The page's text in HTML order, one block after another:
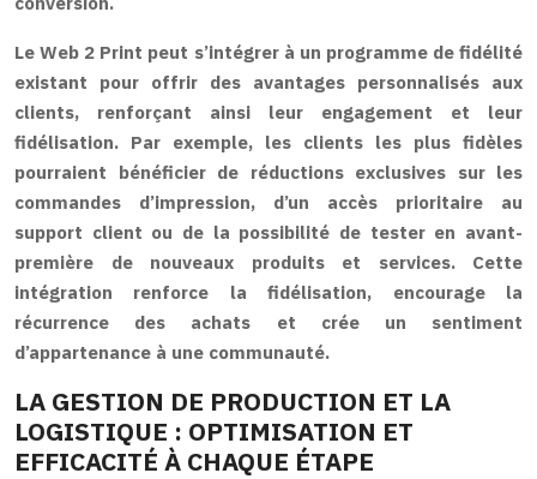
Le Web 2 Print peut s’intégrer à un programme de fidélité
existant pour offrir des avantages personnalisés aux
clients, renforçant ainsi leur engagement et leur
fidélisation. Par exemple, les clients les plus fidèles
pourraient bénéficier de réductions exclusives sur les
commandes d’impression, d’un accès prioritaire au
support client ou de la possibilité de tester en avant-
première de nouveaux produits et services. Cette
intégration renforce la fidélisation, encourage la
récurrence des achats et crée un sentiment
d’appartenance à une communauté.
LA GESTION DE PRODUCTION ET LA
LOGISTIQUE : OPTIMISATION ET
EFFICACITÉ À CHAQUE ÉTAPE